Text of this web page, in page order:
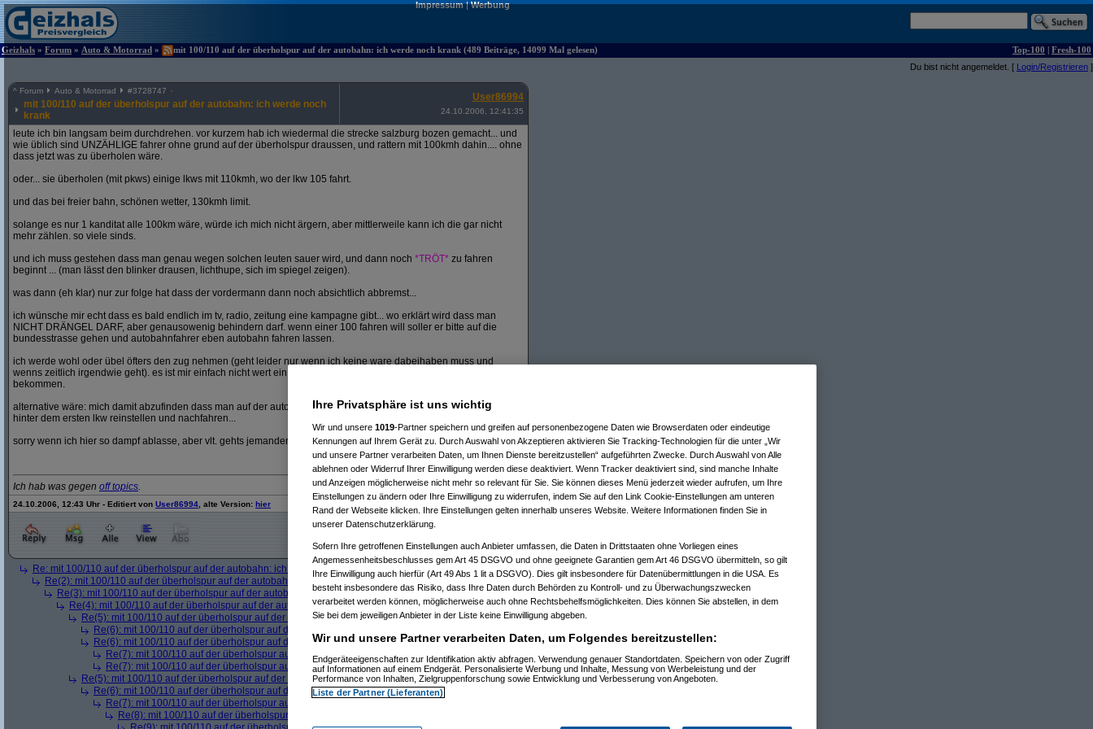
Impressum|Werbung
Geizhals » Forum » Auto & Motorrad » mit 100/110 auf der überholspur auf der autobahn: ich werde noch krank (489 Beiträge, 14099 Mal gelesen) Top-100 | Fresh-100
Du bist nicht angemeldet. [ Login/Registrieren ]
^ Forum Auto & Motorrad #3728747
mit 100/110 auf der überholspur auf der autobahn: ich werde noch
krank
User86994
24.10.2006, 12:41:35
leute ich bin langsam beim durchdrehen. vor kurzem hab ich wiedermal die strecke salzburg bozen gemacht... und
wie üblich sind UNZÄHLIGE fahrer ohne grund auf der überholspur draussen, und rattern mit 100kmh dahin.... ohne
dass jetzt was zu überholen wäre.
oder... sie überholen (mit pkws) einige lkws mit 110kmh, wo der lkw 105 fahrt.
und das bei freier bahn, schönen wetter, 130kmh limit.
solange es nur 1 kanditat alle 100km wäre, würde ich mich nicht ärgern, aber mittlerweile kann ich die gar nicht
mehr zählen. so viele sinds.
und ich muss gestehen dass man genau wegen solchen leuten sauer wird, und dann noch *TRÖT* zu fahren
beginnt ... (man lässt den blinker drausen, lichthupe, sich im spiegel zeigen).
was dann (eh klar) nur zur folge hat dass der vordermann dann noch absichtlich abbremst...
ich wünsche mir echt dass es bald endlich im tv, radio, zeitung eine kampagne gibt... wo erklärt wird dass man
NICHT DRÄNGEL DARF, aber genausowenig behindern darf. wenn einer 100 fahren will soller er bitte auf die
bundesstrasse gehen und autobahnfahrer eben autobahn fahren lassen.
ich werde wohl oder übel öfters den zug nehmen (geht leider nur wenn ich keine ware dabeihaben muss und
wenns zeitlich irgendwie geht). es ist mir einfach nicht wert ein magengeschwühr wegen einigen vollid***en zu
bekommen.
alternative wäre: mich damit abzufinden dass man auf der autobahn nur mehr 100 fahren kann, also mich enifach
hinter dem ersten lkw reinstellen und nachfahren...
sorry wenn ich hier so dampf ablasse, aber vlt. gehts jemanden gleich und wir organisieren eine selbsthilfegruppe
Ich hab was gegen off topics.
24.10.2006, 12:43 Uhr - Editiert von User86994 , alte Version: hier
Re: mit 100/110 auf der überholspur auf der autobahn: ich werde noch krank yangel am 24.10.2006, 12:50:53)
Re(2): mit 100/110 auf der überholspur auf der autobahn: ich werde noch krank
User86994
am 24.10.2006, 12:55:55)
Re(3): mit 100/110 auf der überholspur auf der autobahn: ich werde noch krank(yangel am 24.10.2006, 13:03:52)
Re(4): mit 100/110 auf der überholspur auf der autobahn: ich werde noch krank(User86994am 24.10.2006, 13:10:52)
Re(5): mit 100/110 auf der überholspur auf der autobahn: ich werde noch krank(psycho_on_touram 24.10.2006, 13:17:55)
Re(6): mit 100/110 auf der überholspur auf der autobahn: ich werde noch krank
Re(6): mit 100/110 auf der überholspur auf der autobahn: ich werde noch krank (Glockmanam 24.10.2006, 14:12:55)
Re(7): mit 100/110 auf der überholspur auf der autobahn: ich werde noch krank
User86994 am 24.10.2006, 14:46:38)
Re(7): mit 100/110 auf der überholspur auf der autobahn: ich werde noch krank( psycho_on_touram 24.10.2006, 15:12:28)
Re(5): mit 100/110 auf der überholspur auf der autobahn: ich werde noch krank(yangelam 24.10.2006, 13:24:53)
Re(6): mit 100/110 auf der überholspur auf der autobahn: ich werde noch krank(
Re(7): mit 100/110 auf der überholspur auf der autobahn: ich werde noch krank
Re(8): mit 100/110 auf der überholspur auf der autobahn: ich werde noch krank
Ihre Privatsphäre ist uns wichtig
Wir und unsere 1019-Partner speichern und greifen auf personenbezogene Daten wie Browserdaten oder eindeutige
Kennungen auf Ihrem Gerät zu. Durch Auswahl von Akzeptieren aktivieren Sie Tracking-Technologien für die unter „Wir
und unsere Partner verarbeiten Daten, um Ihnen Dienste bereitzustellen“ aufgeführten Zwecke. Durch Auswahl von Alle
ablehnen oder Widerruf Ihrer Einwilligung werden diese deaktiviert. Wenn Tracker deaktiviert sind, sind manche Inhalte
und Anzeigen möglicherweise nicht mehr so relevant für Sie. Sie können dieses Menü jederzeit wieder aufrufen, um Ihre
Einstellungen zu ändern oder Ihre Einwilligung zu widerrufen, indem Sie auf den Link Cookie-Einstellungen am unteren
Rand der Webseite klicken. Ihre Einstellungen gelten innerhalb unseres Website. Weitere Informationen finden Sie in
unserer Datenschutzerklärung.
Sofern Ihre getroffenen Einstellungen auch Anbieter umfassen, die Daten in Drittstaaten ohne Vorliegen eines
Angemessenheitsbeschlusses gem Art 45 DSGVO und ohne geeignete Garantien gem Art 46 DSGVO übermitteln, so gilt
Ihre Einwilligung auch hierfür (Art 49 Abs 1 lit a DSGVO). Dies gilt insbesondere für Datenübermittlungen in die USA. Es
besteht insbesondere das Risiko, dass Ihre Daten durch Behörden zu Kontroll- und zu Überwachungszwecken
verarbeitet werden können, möglicherweise auch ohne Rechtsbehelfsmöglichkeiten. Dies können Sie abstellen, in dem
Sie bei dem jeweiligen Anbieter in der Liste keine Einwilligung abgeben.
Wir und unsere Partner verarbeiten Daten, um Folgendes bereitzustellen:
Endgeräteeigenschaften zur Identifikation aktiv abfragen. Verwendung genauer Standortdaten. Speichern von oder Zugriff
auf Informationen auf einem Endgerät. Personalisierte Werbung und Inhalte, Messung von Werbeleistung und der
Performance von Inhalten, Zielgruppenforschung sowie Entwicklung und Verbesserung von Angeboten.
Liste der Partner (Lieferanten)